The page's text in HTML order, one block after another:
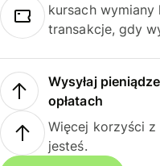
kursach wymiany
transakcje, gdy
Wysyłaj
opłatach
Więcej korzyści
jesteś.